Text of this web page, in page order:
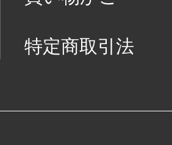
特定商取引法